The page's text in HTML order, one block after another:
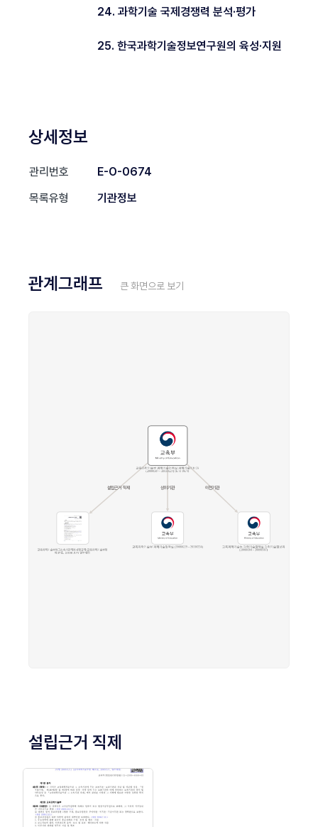
24. 과학기술 국제경쟁력 분석·평가
25. 한국과학기술정보연구원의 육성·지원
상세정보
관리번호
E-O-0674
목록유형
기관정보
관계그래프 큰 화면으로 보기
설립근거 직제